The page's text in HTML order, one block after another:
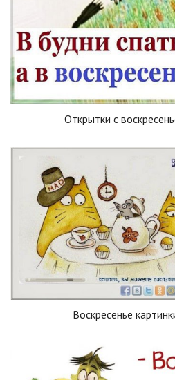
Открытки с
Воскресенье